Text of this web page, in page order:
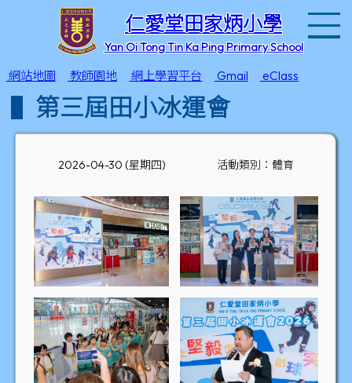
仁愛堂田家炳小學
Yan Oi Tong Tin Ka Ping Primary School
網站地圖 教師園地 網上學習平台 Gmail eClass
第三屆田小冰運會
2026-04-30 (星期四) 活動類別：體育